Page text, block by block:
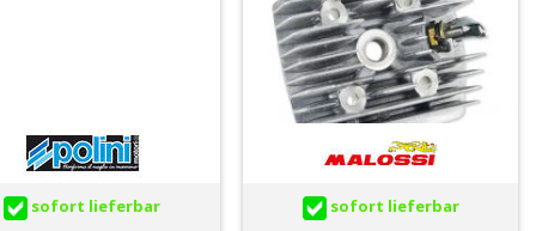
sofort lieferbar
sofort lieferbar